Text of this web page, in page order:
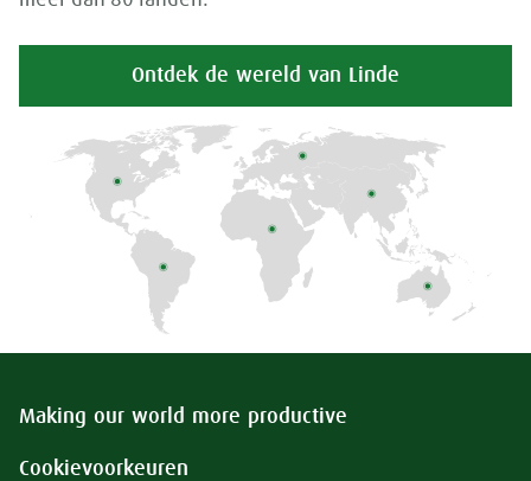
Ontdek de wereld van Linde
Making our world more productive
Cookievoorkeuren